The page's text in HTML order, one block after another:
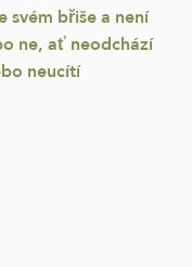
svém břiše a není
ne, ať neodchází
neucítí